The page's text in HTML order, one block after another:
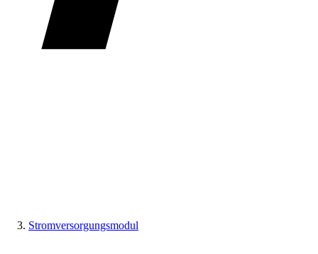
Stromversorgungsmodul